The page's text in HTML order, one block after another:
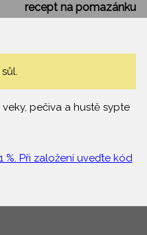
recept na pomazánku
pečiva a hustě sypte
%. Při založení uveďte kód